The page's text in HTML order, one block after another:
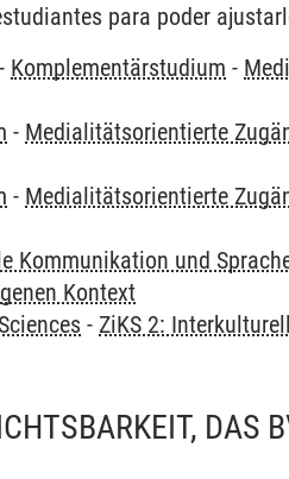
para poder
- Komplementärstudium -
- Medialitätsorientierte
- Medialitätsorientierte
Kommunikation und
Kontext
- ZiKS 2:
DAS